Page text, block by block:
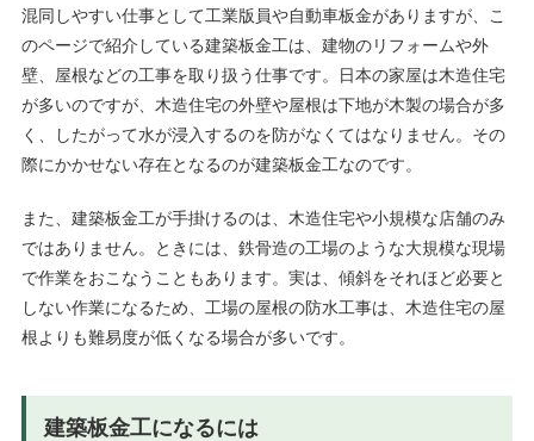
混同しやすい仕事として工業版員や自動車板金がありますが、こ
のページで紹介している建築板金工は、建物のリフォームや外
壁、屋根などの工事を取り扱う仕事です。日本の家屋は木造住宅
が多いのですが、木造住宅の外壁や屋根は下地が木製の場合が多
く、したがって水が浸入するのを防がなくてはなりません。その
際にかかせない存在となるのが建築板金工なのです。
また、建築板金工が手掛けるのは、木造住宅や小規模な店舗のみ
ではありません。ときには、鉄骨造の工場のような大規模な現場
で作業をおこなうこともあります。実は、傾斜をそれほど必要と
しない作業になるため、工場の屋根の防水工事は、木造住宅の屋
根よりも難易度が低くなる場合が多いです。
建築板金工になるには